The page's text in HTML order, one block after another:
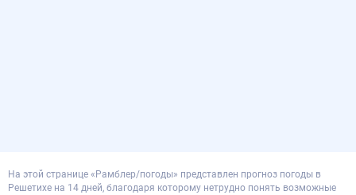
На этой странице «Рамблер/погоды» представлен прогноз погоды в
Решетихе на 14 дней, благодаря которому нетрудно понять возможные